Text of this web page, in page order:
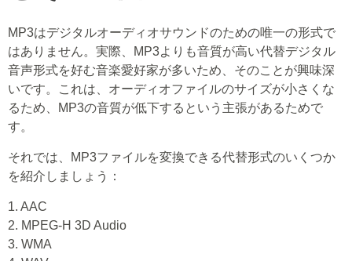
MP3はデジタルオーディオサウンドのための唯一の形式で
はありません。実際、MP3よりも音質が高い代替デジタル
音声形式を好む音楽愛好家が多いため、そのことが興味深
いです。これは、オーディオファイルのサイズが小さくな
るため、MP3の音質が低下するという主張があるためで
す。
それでは、MP3ファイルを変換できる代替形式のいくつか
を紹介しましょう：
1. AAC
2. MPEG-H 3D Audio
3. WMA